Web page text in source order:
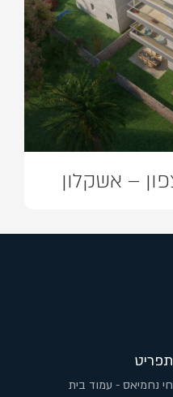
תפריט
חי נחמיאס - עמוד בית